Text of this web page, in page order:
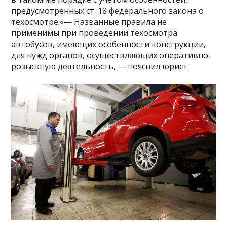
предусмотренных ст. 18 федерального закона о
техосмотре.«— Названные правила не
применимы при проведении техосмотра
автобусов, имеющих особенности конструкции,
для нужд органов, осуществляющих оперативно-
розыскную деятельность, — пояснил юрист.